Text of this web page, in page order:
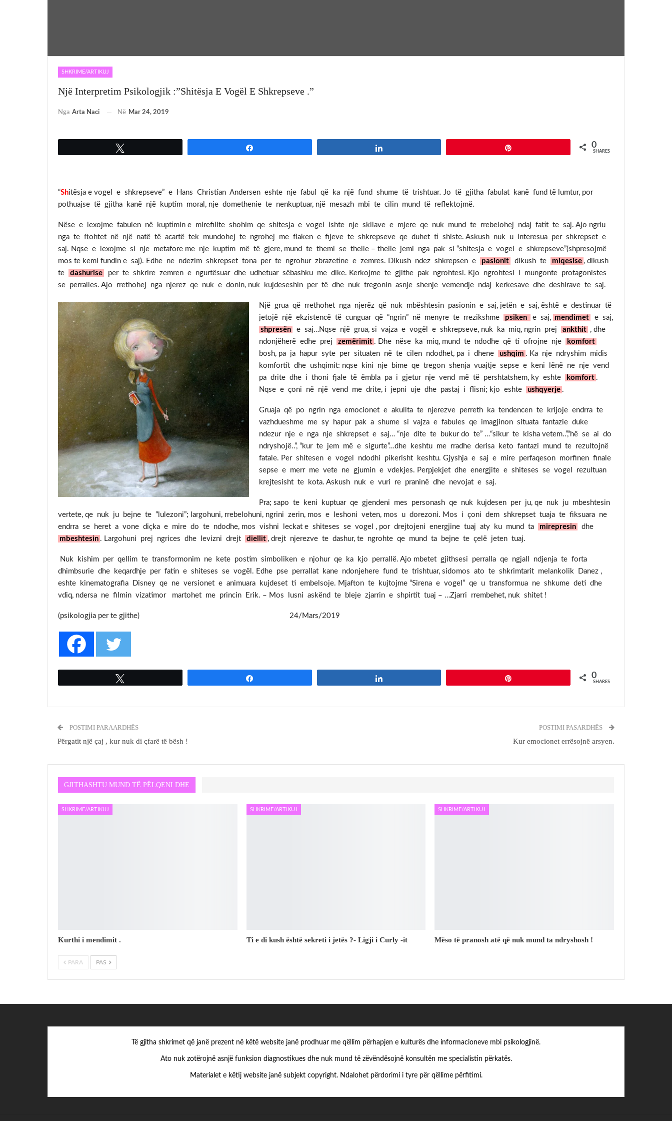
SHKRIME/ARTIKUJ
Një Interpretim Psikologjik :”Shitësja E Vogël E Shkrepseve .”
Nga Arta Naci Në Mar 24, 2019
0
SHARES
“Shitësja e vogel e shkrepseve” e Hans Christian Andersen eshte nje fabul që ka një fund shume të trishtuar. Jo të gjitha fabulat kanë fund të lumtur, por
pothuajse të gjitha kanë një kuptim moral, nje domethenie te nenkuptuar, një mesazh mbi te cilin mund të reflektojmë.
Nëse e lexojme fabulen në kuptimin e mirefillte shohim qe shitesja e vogel ishte nje skllave e mjere qe nuk mund te rrebelohej ndaj fatit te saj. Ajo ngriu
nga te ftohtet në një natë të acartë tek mundohej te ngrohej me flaken e fijeve te shkrepseve qe duhet ti shiste. Askush nuk u interesua per shkrepset e
saj. Nqse e lexojme si nje metafore me nje kuptim më të gjere, mund te themi se thelle – thelle jemi nga pak si “shitesja e vogel e shkrepseve”(shpresojmë
mos te kemi fundin e saj). Edhe ne ndezim shkrepset tona per te ngrohur zbrazetine e zemres. Dikush ndez shkrepsen e
pasionit dikush te miqesise , dikush
te
dashurise
per te shkrire zemren e ngurtësuar dhe udhetuar sëbashku me dike. Kerkojme te gjithe pak ngrohtesi. Kjo ngrohtesi i mungonte protagonistes
se perralles. Ajo rrethohej nga njerez qe nuk e donin, nuk kujdeseshin per të dhe nuk tregonin asnje shenje vemendje ndaj kerkesave dhe deshirave te saj.
Një grua që rrethohet nga njerëz që nuk mbështesin pasionin e saj, jetën e saj, është e destinuar të
jetojë një ekzistencë të cunguar që “ngrin” në menyre te rrezikshme
psiken e saj, mendimet
e saj,
shpresën
e saj…Nqse një grua, si vajza e vogël e shkrepseve, nuk ka miq, ngrin prej ankthit , dhe
ndonjëherë edhe prej
zemërimit . Dhe nëse ka miq, mund te ndodhe që ti ofrojne nje
komfort
bosh, pa ja hapur syte per situaten në te cilen ndodhet, pa i dhene
ushqim . Ka nje ndryshim midis
komfortit dhe ushqimit: nqse kini nje bime qe tregon shenja vuajtje sepse e keni lënë ne nje vend
pa drite dhe i thoni fjale të ëmbla pa i gjetur nje vend më të pershtatshem, ky eshte
komfort .
Nqse e çoni në një vend me drite, i jepni uje dhe pastaj i flisni; kjo eshte
ushqyerje .
Gruaja që po ngrin nga emocionet e akullta te njerezve perreth ka tendencen te krijoje endrra te
vazhdueshme me sy hapur pak a shume si vajza e fabules qe imagjinon situata fantazie duke
ndezur nje e nga nje shkrepset e saj… “nje dite te bukur do te” …“sikur te kisha vetem..”,“hë se ai do
ndryshojë..”, “kur te jem më e sigurte”…dhe keshtu me rradhe derisa keto fantazi mund te rezultojnë
fatale. Per shitesen e vogel ndodhi pikerisht keshtu. Gjyshja e saj e mire perfaqeson morfinen finale
sepse e merr me vete ne gjumin e vdekjes. Perpjekjet dhe energjite e shiteses se vogel rezultuan
krejtesisht te kota. Askush nuk e vuri re praninë dhe nevojat e saj.
Pra; sapo te keni kuptuar qe gjendeni mes personash qe nuk kujdesen per ju, qe nuk ju mbeshtesin
vertete, qe nuk ju bejne te “lulezoni”; largohuni, rrebelohuni, ngrini zerin, mos e leshoni veten, mos u dorezoni. Mos i çoni dem shkrepset tuaja te fiksuara ne
endrra se heret a vone diçka e mire do te ndodhe, mos vishni leckat e shiteses se vogel , por drejtojeni energjine tuaj aty ku mund ta
mirepresin
dhe
mbeshtesin . Largohuni prej ngrices dhe levizni drejt diellit , drejt njerezve te dashur, te ngrohte qe mund ta bejne te çelë jeten tuaj.
Nuk kishim per qellim te transformonim ne kete postim simboliken e njohur qe ka kjo perrallë. Ajo mbetet gjithsesi perralla qe ngjall ndjenja te forta
dhimbsurie dhe keqardhje per fatin e shiteses se vogël. Edhe pse perrallat kane ndonjehere fund te trishtuar, sidomos ato te shkrimtarit melankolik Danez ,
eshte kinematografia Disney qe ne versionet e animuara kujdeset ti embelsoje. Mjafton te kujtojme “Sirena e vogel” qe u transformua ne shkume deti dhe
vdiq, ndersa ne filmin vizatimor martohet me princin Erik. – Mos lusni askënd te bleje zjarrin e shpirtit tuaj – …Zjarri rrembehet, nuk shitet !
(psikologjia per te gjithe) 24/Mars/2019
0
SHARES
POSTIMI PARAARDHËS
Përgatit një çaj , kur nuk di çfarë të bësh !
POSTIMI PASARDHËS
Kur emocionet errësojnë arsyen.
GJITHASHTU MUND TË PËLQENI DHE
SHKRIME/ARTIKUJ
Kurthi i mendimit .
SHKRIME/ARTIKUJ
Ti e di kush është sekreti i jetës ?- Ligji i Curly -it
SHKRIME/ARTIKUJ
Mëso të pranosh atë që nuk mund ta ndryshosh !
PARA PAS
Të gjitha shkrimet që janë prezent në këtë website janë prodhuar me qëllim përhapjen e kulturës dhe informacioneve mbi psikologjinë.
Ato nuk zotërojnë asnjë funksion diagnostikues dhe nuk mund të zëvëndësojnë konsultën me specialistin përkatës.
Materialet e këtij website janë subjekt copyright. Ndalohet përdorimi i tyre për qëllime përfitimi.